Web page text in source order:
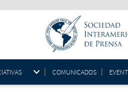
COMUNICADOS